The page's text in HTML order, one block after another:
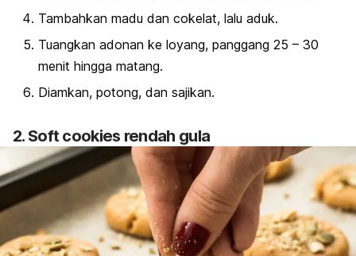
Tambahkan madu dan cokelat, lalu aduk.
Tuangkan adonan ke loyang, panggang 25 – 30
menit hingga matang.
Diamkan, potong, dan sajikan.
2. Soft cookies rendah gula